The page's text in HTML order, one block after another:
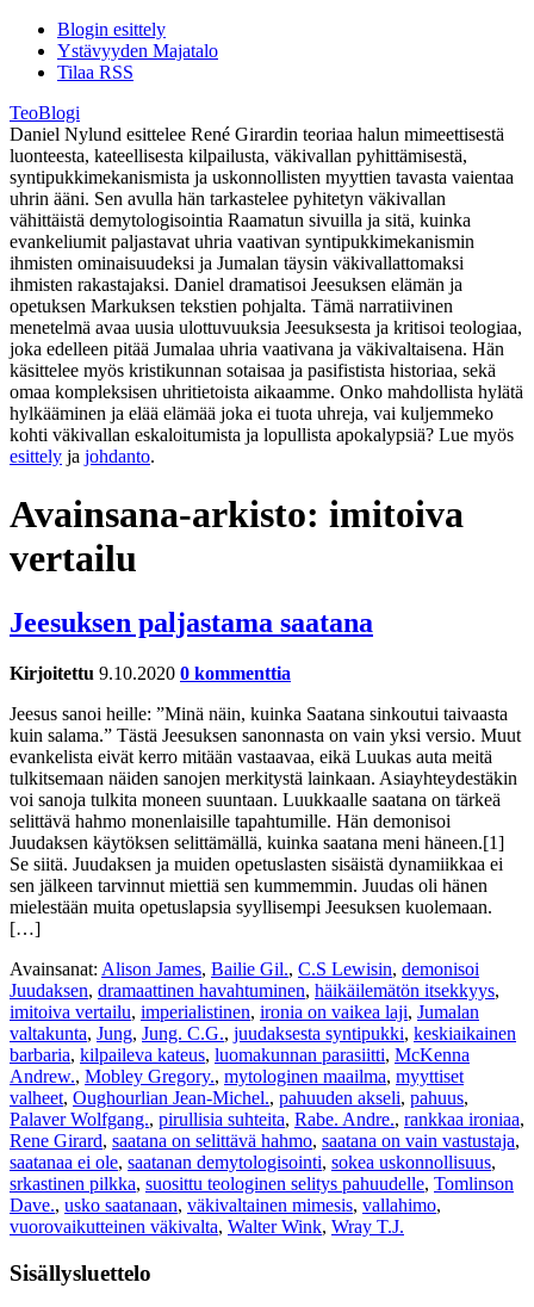
Blogin esittely
Ystävyyden Majatalo
Tilaa RSS
TeoBlogi
Daniel Nylund esittelee René Girardin teoriaa halun mimeettisestä
luonteesta, kateellisesta kilpailusta, väkivallan pyhittämisestä,
syntipukkimekanismista ja uskonnollisten myyttien tavasta vaientaa
uhrin ääni. Sen avulla hän tarkastelee pyhitetyn väkivallan
vähittäistä demytologisointia Raamatun sivuilla ja sitä, kuinka
evankeliumit paljastavat uhria vaativan syntipukkimekanismin
ihmisten ominaisuudeksi ja Jumalan täysin väkivallattomaksi
ihmisten rakastajaksi. Daniel dramatisoi Jeesuksen elämän ja
opetuksen Markuksen tekstien pohjalta. Tämä narratiivinen
menetelmä avaa uusia ulottuvuuksia Jeesuksesta ja kritisoi teologiaa,
joka edelleen pitää Jumalaa uhria vaativana ja väkivaltaisena. Hän
käsittelee myös kristikunnan sotaisaa ja pasifistista historiaa, sekä
omaa kompleksisen uhritietoista aikaamme. Onko mahdollista hylätä
hylkääminen ja elää elämää joka ei tuota uhreja, vai kuljemmeko
kohti väkivallan eskaloitumista ja lopullista apokalypsiä? Lue myös
esittely ja johdanto.
Avainsana-arkisto: imitoiva
vertailu
Jeesuksen paljastama saatana
Kirjoitettu 9.10.2020 0 kommenttia
Jeesus sanoi heille: ”Minä näin, kuinka Saatana sinkoutui taivaasta
kuin salama.” Tästä Jeesuksen sanonnasta on vain yksi versio. Muut
evankelista eivät kerro mitään vastaavaa, eikä Luukas auta meitä
tulkitsemaan näiden sanojen merkitystä lainkaan. Asiayhteydestäkin
voi sanoja tulkita moneen suuntaan. Luukkaalle saatana on tärkeä
selittävä hahmo monenlaisille tapahtumille. Hän demonisoi
Juudaksen käytöksen selittämällä, kuinka saatana meni häneen.[1]
Se siitä. Juudaksen ja muiden opetuslasten sisäistä dynamiikkaa ei
sen jälkeen tarvinnut miettiä sen kummemmin. Juudas oli hänen
mielestään muita opetuslapsia syyllisempi Jeesuksen kuolemaan.
[…]
Avainsanat: Alison James, Bailie Gil., C.S Lewisin, demonisoi
Juudaksen, dramaattinen havahtuminen, häikäilemätön itsekkyys,
imitoiva vertailu, imperialistinen, ironia on vaikea laji, Jumalan
valtakunta, Jung, Jung. C.G., juudaksesta syntipukki, keskiaikainen
barbaria, kilpaileva kateus, luomakunnan parasiitti, McKenna
Andrew., Mobley Gregory., mytologinen maailma, myyttiset
valheet, Oughourlian Jean-Michel., pahuuden akseli, pahuus,
Palaver Wolfgang., pirullisia suhteita, Rabe. Andre., rankkaa ironiaa,
Rene Girard, saatana on selittävä hahmo, saatana on vain vastustaja,
saatanaa ei ole, saatanan demytologisointi, sokea uskonnollisuus,
srkastinen pilkka, suosittu teologinen selitys pahuudelle, Tomlinson
Dave., usko saatanaan, väkivaltainen mimesis, vallahimo,
vuorovaikutteinen väkivalta, Walter Wink, Wray T.J.
Sisällysluettelo